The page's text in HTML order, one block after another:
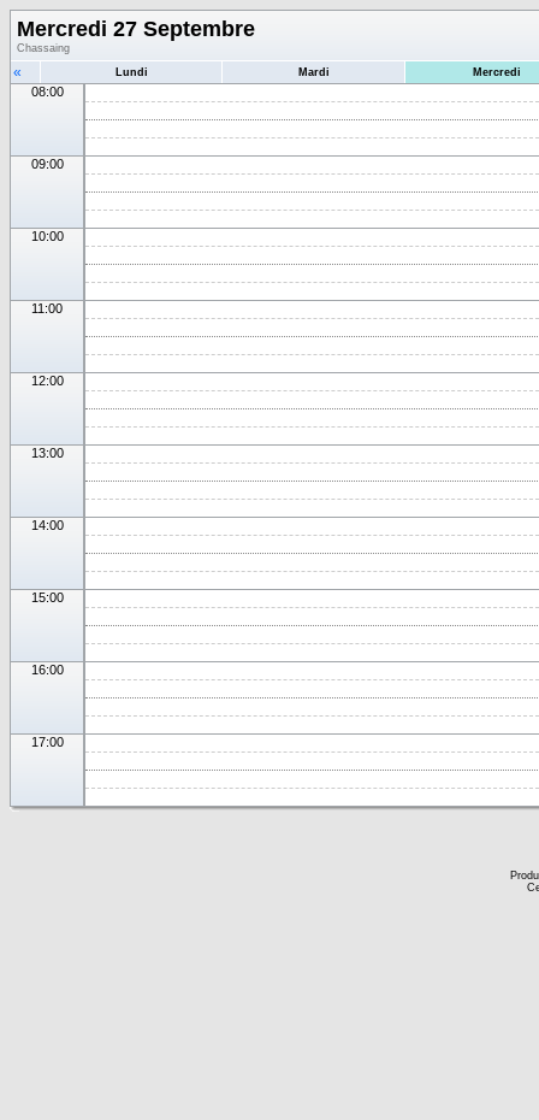
Mercredi 27 Septembre
Chassaing
« Lundi Mardi Mercredi
08:00
09:00
10:00
11:00
12:00
13:00
14:00
15:00
16:00
17:00